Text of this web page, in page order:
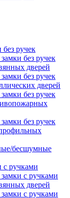
ручек
без ручек
дверей
без ручек
дверей
без ручек
без ручек
бесшумные
с ручками
с ручками
дверей
с ручками